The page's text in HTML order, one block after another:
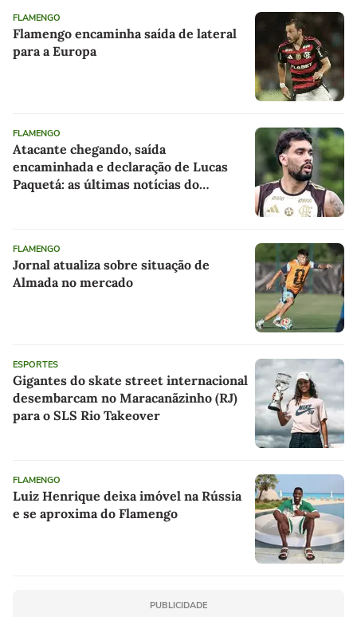
FLAMENGO
Flamengo encaminha saída de lateral
para a Europa
FLAMENGO
Atacante chegando, saída
encaminhada e declaração de Lucas
Paquetá: as últimas notícias do
FLAMENGO
Jornal atualiza sobre situação de
Almada no mercado
ESPORTES
Gigantes do skate street internacional
desembarcam no Maracanãzinho (RJ)
para o SLS Rio Takeover
FLAMENGO
Luiz Henrique deixa imóvel na Rússia
e se aproxima do Flamengo
PUBLICIDADE